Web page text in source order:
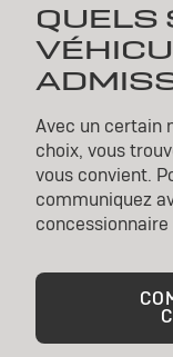
QUELS
Avec un certain
choix, vous
vous convient.
communiquez
concessionnaire